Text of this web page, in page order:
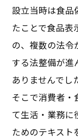
設立当時は食品
たことで食品表
の、複数の法令
する法整備が進
ありませんでし
そこで消費者・
て生活・業務に
ためのテキスト